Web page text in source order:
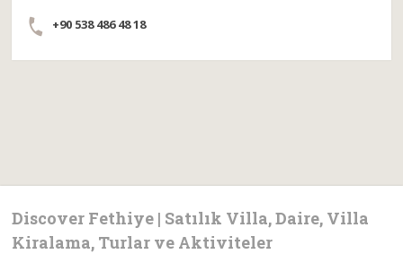
+90 538 486 48 18
Discover Fethiye | Satılık Villa, Daire, Villa
Kiralama, Turlar ve Aktiviteler